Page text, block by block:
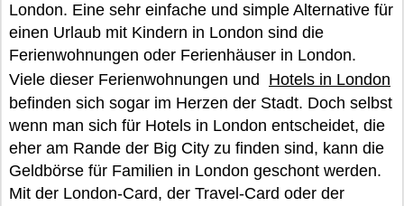
London. Eine sehr einfache und simple Alternative für
einen Urlaub mit Kindern in London sind die
Ferienwohnungen oder Ferienhäuser in London.
Viele dieser Ferienwohnungen und Hotels in London
befinden sich sogar im Herzen der Stadt. Doch selbst
wenn man sich für Hotels in London entscheidet, die
eher am Rande der Big City zu finden sind, kann die
Geldbörse für Familien in London geschont werden.
Mit der London-Card, der Travel-Card oder der